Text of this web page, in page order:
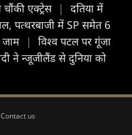
एक्ट्रेस |
दतिया में
पत्थरबाजी में SP समेत 6
|
विश्व पटल पर गूंजा
ने न्जूजीलैंड से दुनिया को
Contact us